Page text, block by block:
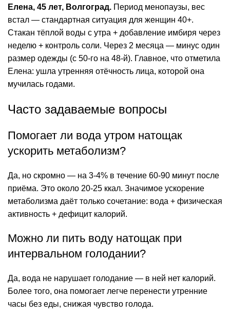
Елена, 45 лет, Волгоград. Период менопаузы, вес
встал — стандартная ситуация для женщин 40+.
Стакан тёплой воды с утра + добавление имбиря через
неделю + контроль соли. Через 2 месяца — минус один
размер одежды (с 50-го на 48-й). Главное, что отметила
Елена: ушла утренняя отёчность лица, которой она
мучилась годами.
Часто задаваемые вопросы
Помогает ли вода утром натощак
ускорить метаболизм?
Да, но скромно — на 3-4% в течение 60-90 минут после
приёма. Это около 20-25 ккал. Значимое ускорение
метаболизма даёт только сочетание: вода + физическая
активность + дефицит калорий.
Можно ли пить воду натощак при
интервальном голодании?
Да, вода не нарушает голодание — в ней нет калорий.
Более того, она помогает легче перенести утренние
часы без еды, снижая чувство голода.